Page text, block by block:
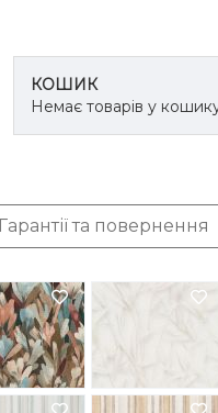
КОШИК
Немає товарів у
Гарантії та повернення